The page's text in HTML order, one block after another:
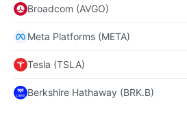
Broadcom (AVGO)
Meta Platforms (META)
Tesla (TSLA)
Berkshire Hathaway (BRK.B)